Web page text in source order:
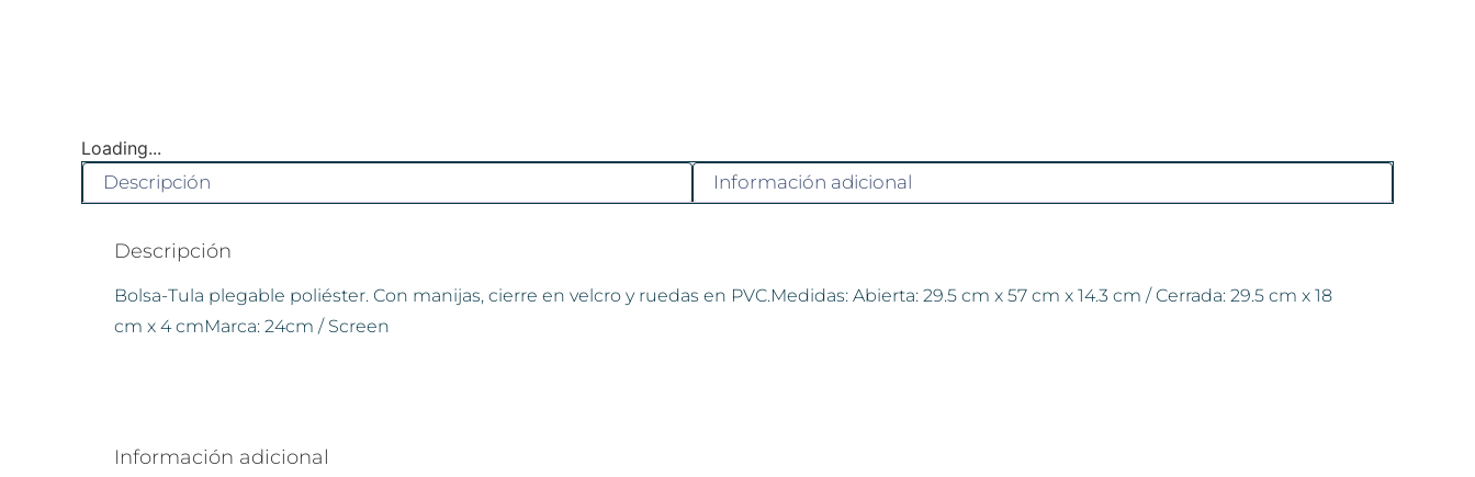
Loading...
Descripción
Información adicional
Descripción
Bolsa-Tula plegable poliéster. Con manijas, cierre en velcro y ruedas en PVC.Medidas: Abierta: 29.5 cm x 57 cm x 14.3 cm / Cerrada: 29.5 cm x 18
cm x 4 cmMarca: 24cm / Screen
Información adicional